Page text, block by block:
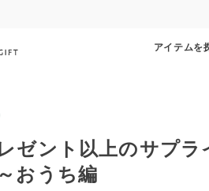
アイテムを
ゼント以上のサプ
おうち編